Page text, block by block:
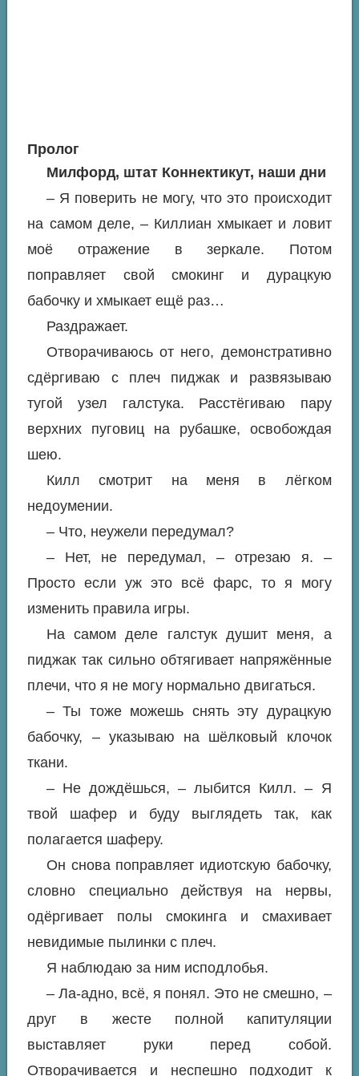
Пролог
Милфорд, штат Коннектикут, наши дни
– Я поверить не могу, что это происходит
на самом деле, – Киллиан хмыкает и ловит
моё отражение в зеркале. Потом
поправляет свой смокинг и дурацкую
бабочку и хмыкает ещё раз…
Раздражает.
Отворачиваюсь от него, демонстративно
сдёргиваю с плеч пиджак и развязываю
тугой узел галстука. Расстёгиваю пару
верхних пуговиц на рубашке, освобождая
шею.
Килл смотрит на меня в лёгком
недоумении.
– Что, неужели передумал?
– Нет, не передумал, – отрезаю я. –
Просто если уж это всё фарс, то я могу
изменить правила игры.
На самом деле галстук душит меня, а
пиджак так сильно обтягивает напряжённые
плечи, что я не могу нормально двигаться.
– Ты тоже можешь снять эту дурацкую
бабочку, – указываю на шёлковый клочок
ткани.
– Не дождёшься, – лыбится Килл. – Я
твой шафер и буду выглядеть так, как
полагается шаферу.
Он снова поправляет идиотскую бабочку,
словно специально действуя на нервы,
одёргивает полы смокинга и смахивает
невидимые пылинки с плеч.
Я наблюдаю за ним исподлобья.
– Ла-адно, всё, я понял. Это не смешно, –
друг в жесте полной капитуляции
выставляет руки перед собой.
Отворачивается и неспешно подходит к